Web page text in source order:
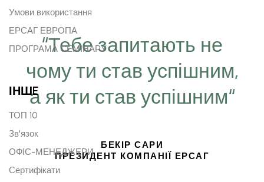
“Тебе запитають не
чому ти став успішним,
а як ти став успішним“
БЕКІР САРИ
ПРЕЗИДЕНТ КОМПАНІЇ ЕРСАГ
Умови використання
ЕРСАГ ЕВРОПА
ПРОГРАМА СЕМІНАРУ
ІНШE
ТОП 10
Зв'язок
ОФІС-МЕНЕДЖЕРИ
Сертифікати